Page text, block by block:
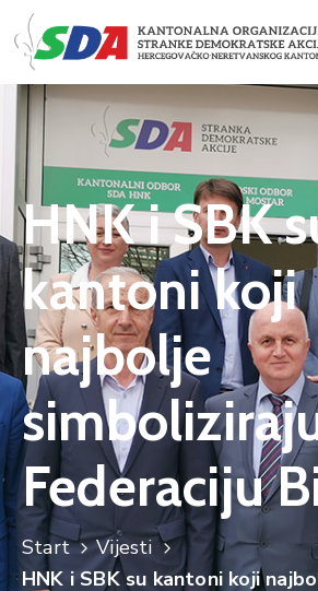
O
NAMA
DOGAĐAJI
VIJESTI
KONTAKT
HNK i SBK
kantoni koji
najbolje
Federaciju
Start
Vijesti
HNK i SBK su kantoni koji